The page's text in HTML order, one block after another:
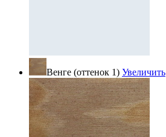
Венге (оттенок 1) Увеличить